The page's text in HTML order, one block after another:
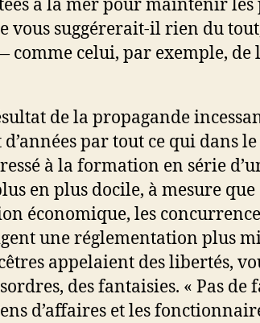
à la mer pour maintenir les
vous suggérerait-il rien du
celui, par exemple, de
de la propagande
par tout ce qui dans
à la formation en série
en plus docile, à mesure que
économique, les
une réglementation plus
appelaient des libertés,
des fantaisies. « Pas de
d’affaires et les